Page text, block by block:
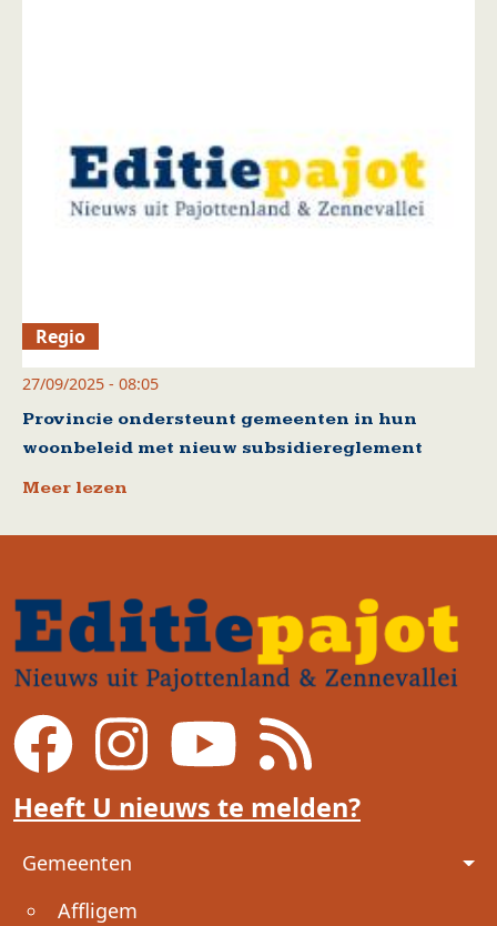
Regio
27/09/2025 - 08:05
Provincie ondersteunt gemeenten in hun
woonbeleid met nieuw subsidiereglement
Meer lezen
Heeft U nieuws te melden?
Voet
Gemeenten
Affligem